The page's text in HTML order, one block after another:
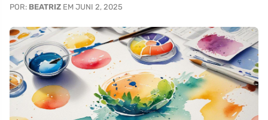
POR: BEATRIZ EM JUNI 2, 2025